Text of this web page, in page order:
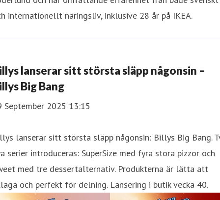
internationellt näringsliv, inklusive 28 år på IKEA.
lanserar sitt största släpp någonsin –
Big Bang
September 2025 13:15
lanserar sitt största släpp någonsin: Billys Big Bang.
serier introduceras: SuperSize med fyra stora pizzor och
med tre dessertalternativ. Produkterna är lätta att
och perfekt för delning. Lansering i butik vecka 40.